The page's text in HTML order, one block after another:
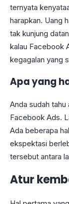
ternyata
harapkan. Uang
tak kunjung
kalau Facebook
kegagalan yang
Apa yang
Anda sudah
Facebook Ads.
Ada beberapa
ekspektasi
tersebut antara
Atur